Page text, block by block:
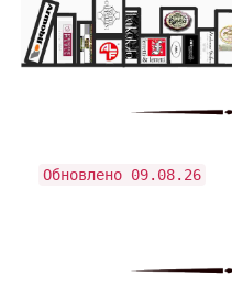
Обновлено 09.08.26